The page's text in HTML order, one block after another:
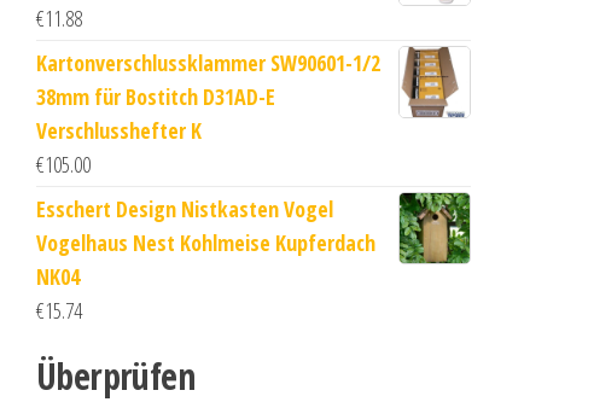
€11.88
Kartonverschlussklammer SW90601-1/2
38mm für Bostitch D31AD-E
Verschlusshefter K
€105.00
Esschert Design Nistkasten Vogel
Vogelhaus Nest Kohlmeise Kupferdach
NK04
€15.74
Überprüfen